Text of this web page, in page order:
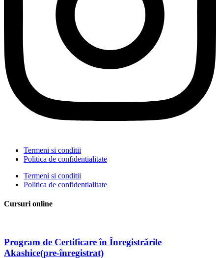
Termeni si conditii
Politica de confidentialitate
Termeni si conditii
Politica de confidentialitate
Cursuri online
Program de Certificare în Înregistrările
Akashice(pre-înregistrat)